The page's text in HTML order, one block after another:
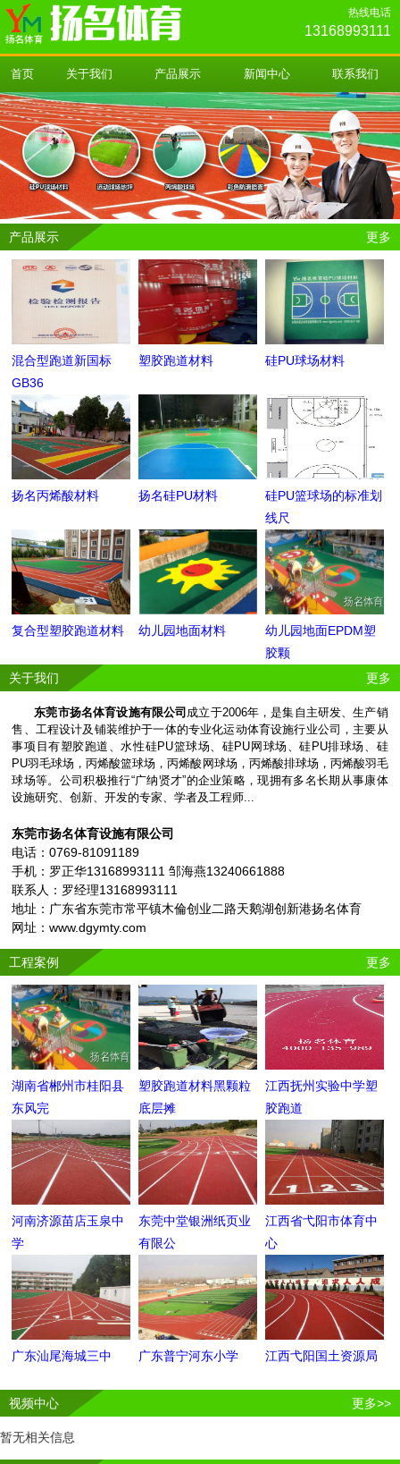
热线电话
13168993111
首页 关于我们 产品展示 新闻中心 联系我们
产品展示 更多
混合型跑道新国标
GB36
塑胶跑道材料 硅PU球场材料
扬名丙烯酸材料 扬名硅PU材料
硅PU篮球场的标准划
线尺
复合型塑胶跑道材料 幼儿园地面材料
幼儿园地面EPDM塑
胶颗
关于我们
更多
东莞市扬名体育设施有限公司成立于2006年，是集自主研发、生产销
售、工程设计及铺装维护于一体的专业化运动体育设施行业公司，主要从
事项目有塑胶跑道、水性硅PU篮球场、硅PU网球场、硅PU排球场、硅
PU羽毛球场，丙烯酸篮球场，丙烯酸网球场，丙烯酸排球场，丙烯酸羽毛
球场等。公司积极推行“广纳贤才”的企业策略，现拥有多名长期从事康体
设施研究、创新、开发的专家、学者及工程师...
东莞市扬名体育设施有限公司
电话：0769-81091189
手机：罗正华13168993111 邹海燕13240661888
联系人：罗经理13168993111
地址：广东省东莞市常平镇木倫创业二路天鹅湖创新港扬名体育
网址：www.dgymty.com
工程案例 更多
湖南省郴州市桂阳县
东风完
塑胶跑道材料黑颗粒
底层摊
江西抚州实验中学塑
胶跑道
河南济源苗店玉泉中
学
东莞中堂银洲纸页业
有限公
江西省弋阳市体育中
心
广东汕尾海城三中 广东普宁河东小学 江西弋阳国土资源局
视频中心 更多>>
暂无相关信息